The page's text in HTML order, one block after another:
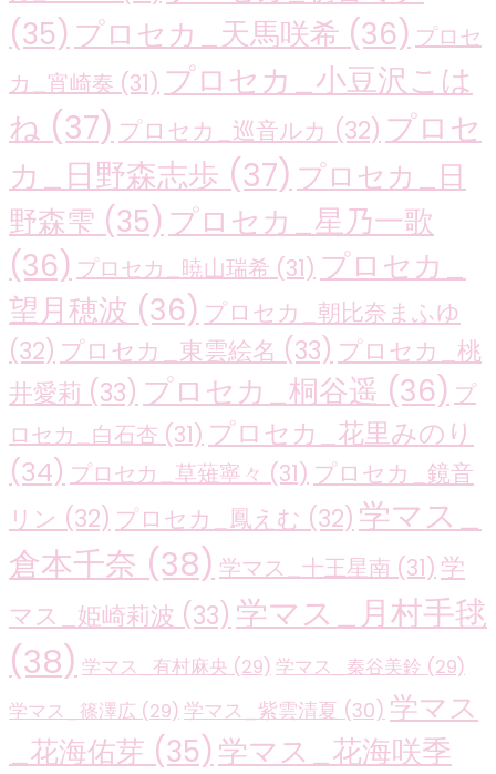
(35) プロセカ_天馬咲希 (36) プロセ
カ_宵崎奏 (31) プロセカ_小豆沢こは
ね (37) プロセカ_巡音ルカ (32) プロセ
カ_日野森志歩 (37) プロセカ_日
野森雫 (35) プロセカ_星乃一歌
(36) プロセカ_暁山瑞希 (31) プロセカ_
望月穂波 (36) プロセカ_朝比奈まふゆ
(32) プロセカ_東雲絵名 (33) プロセカ_桃
井愛莉 (33) プロセカ_桐谷遥 (36) プ
ロセカ_白石杏 (31) プロセカ_花里みのり
(34) プロセカ_草薙寧々 (31) プロセカ_鏡音
リン (32) プロセカ_鳳えむ (32) 学マス_
倉本千奈 (38) 学マス_十王星南 (31) 学
マス_姫崎莉波 (33) 学マス_月村手毬
(38) 学マス_有村麻央 (29) 学マス_秦谷美鈴 (29)
学マス_篠澤広 (29) 学マス_紫雲清夏 (30) 学マス
_花海佑芽 (35) 学マス_花海咲季